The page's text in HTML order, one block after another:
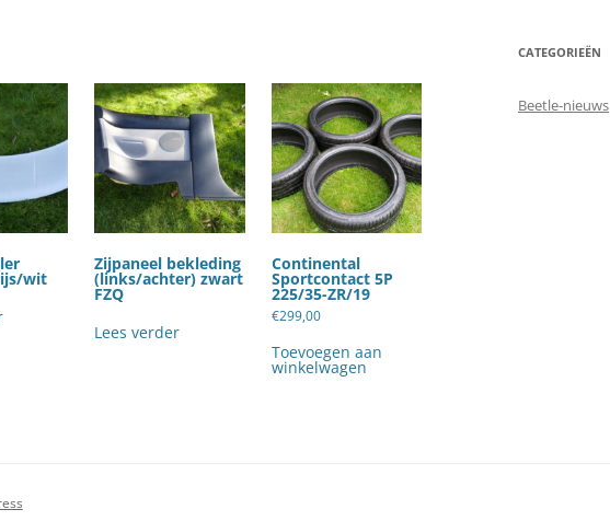
wit
Zijpaneel bekleding
(links/achter) zwart
FZQ
Lees verder
Continental
Sportcontact 5P
225/35-ZR/19
€299,00
Toevoegen aan
winkelwagen
CATEGORIEËN
Beetle-nieuws